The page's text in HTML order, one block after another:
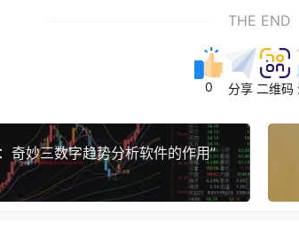
制版”的基石。我们采用高品质材料，严格的
THE END
0 分享 二维码
奇妙三数字趋势分析软件的作用”